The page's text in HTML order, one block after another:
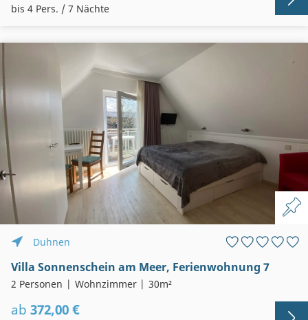
bis 4 Pers. / 7 Nächte
Duhnen
Villa Sonnenschein am Meer, Ferienwohnung 7
2 Personen Wohnzimmer 30m²
ab 372,00 €